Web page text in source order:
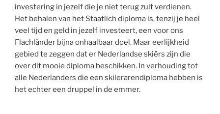
investering in jezelf die je niet terug zult verdienen.
Het behalen van het Staatlich diploma is, tenzij je heel
veel tijd en geld in jezelf investeert, een voor ons
Flachländer bijna onhaalbaar doel. Maar eerlijkheid
gebied te zeggen dat er Nederlandse skiërs zijn die
over dit mooie diploma beschikken. In verhouding tot
alle Nederlanders die een skilerarendiploma hebben is
het echter een druppel in de emmer.